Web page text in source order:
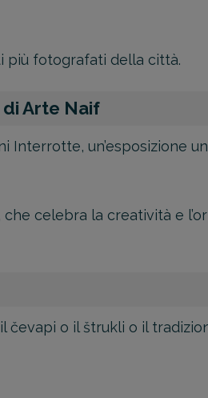
più fotografati della città.
Arte Naif
Interrotte, un’esposizione
celebra la creatività e
o il štrukli o il